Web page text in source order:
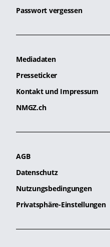
Passwort vergessen
Mediadaten
Presseticker
Kontakt und Impressum
NMGZ.ch
AGB
Datenschutz
Nutzungsbedingungen
Privatsphäre-Einstellungen